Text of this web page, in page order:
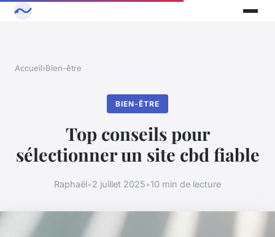
Accueil›Bien-être
BIEN-ÊTRE
Top conseils pour
sélectionner un site cbd fiable
Raphaël•2 juillet 2025•10 min de lecture